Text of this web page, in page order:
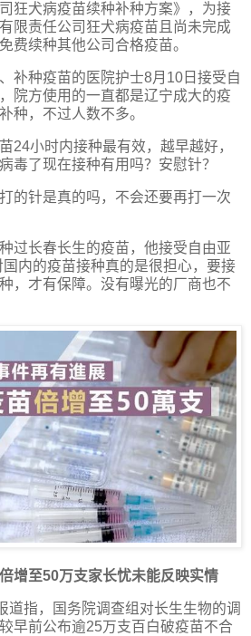
狂犬病疫苗续种补种方案》，为接
限责任公司狂犬病疫苗且尚未完成
费续种其他公司合格疫苗。
补种疫苗的医院护士8月10日接受自
院方使用的一直都是辽宁成大的疫
种，不过人数不多。
24小时内接种最有效，越早越好，
毒了现在接种有用吗？安慰针？
的针是真的吗，不会还要再打一次
过长春长生的疫苗，他接受自由亚
国内的疫苗接种真的是很担心，要接
，才有保障。没有曝光的厂商也不
增至50万支家长忧未能反映实情
道指，国务院调查组对长生生物的调
早前公布逾25万支百白破疫苗不合